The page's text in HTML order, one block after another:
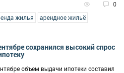
0
жилья арендное жильё
сохранился высокий спрос
объем выдачи ипотеки составил